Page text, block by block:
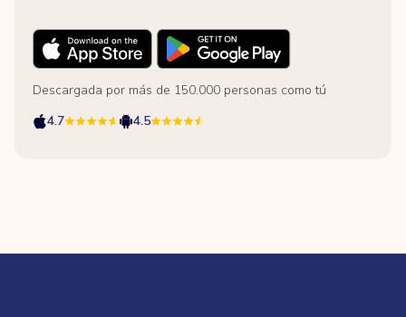
Descargada por más de 150.000 personas como tú
4.7
4.5